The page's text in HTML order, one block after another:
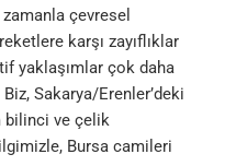
çevresel
karşı zayıflıklar
yaklaşımlar çok daha
Sakarya/Erenler’deki
bilinci ve çelik
Bursa camileri